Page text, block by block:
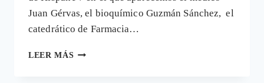
Juan Gérvas, el bioquímico Guzmán Sánchez, el
catedrático de Farmacia…
LEER MÁS EL